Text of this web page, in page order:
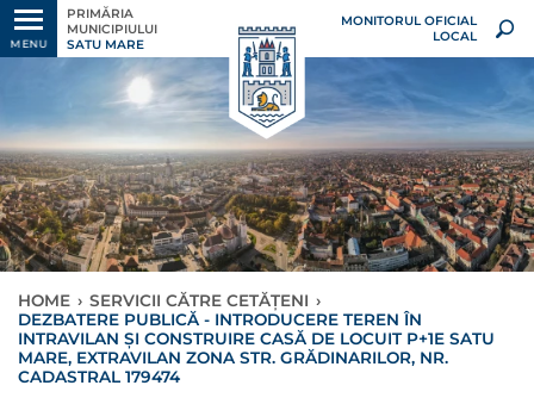
MENU
PRIMĂRIA
MUNICIPIULUI
SATU MARE
MONITORUL OFICIAL
LOCAL
HOME › SERVICII CĂTRE CETĂȚENI ›
DEZBATERE PUBLICĂ - INTRODUCERE TEREN ÎN
INTRAVILAN ȘI CONSTRUIRE CASĂ DE LOCUIT P+1E SATU
MARE, EXTRAVILAN ZONA STR. GRĂDINARILOR, NR.
CADASTRAL 179474